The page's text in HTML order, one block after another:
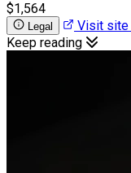
$1,564
Legal Visit site
Keep reading